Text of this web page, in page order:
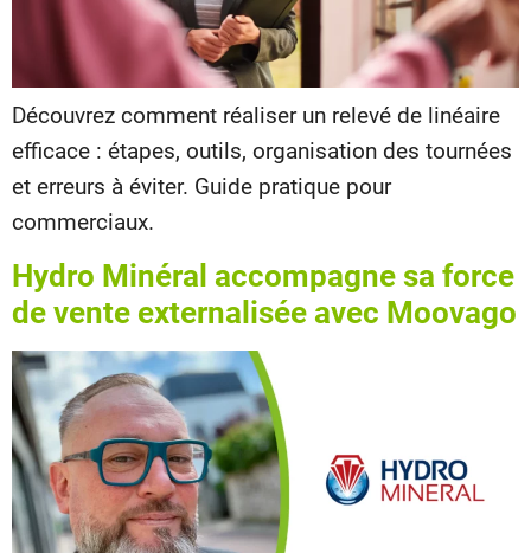
Découvrez comment réaliser un relevé de linéaire
efficace : étapes, outils, organisation des tournées
et erreurs à éviter. Guide pratique pour
commerciaux.
Hydro Minéral accompagne sa force
de vente externalisée avec Moovago